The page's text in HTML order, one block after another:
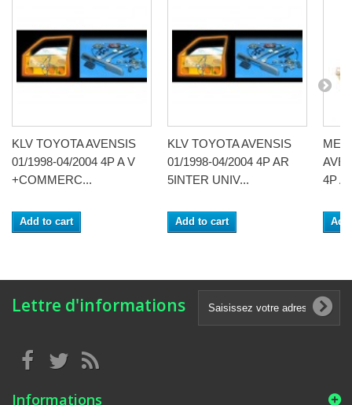
KLV TOYOTA AVENSIS
01/1998-04/2004 4P A V
+COMMERC...
Add to cart
KLV TOYOTA AVENSIS
01/1998-04/2004 4P AR
5INTER UNIV...
Add to cart
4P
Lettre d'informations
Informations